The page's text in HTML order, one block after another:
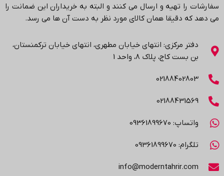
سفارشات را تهیه و ارسال می کنند و البته به خریداران این ضمانت را
می دهد که دقیقا همان کالای مورد نظر به دست آن ها می رسد.
دفتر مرکزی: انتهاي خیابان مطهری، انتهاي خیابان ترکمنستان،
بن بست کاج، پلاک ۸، واحد 1
02188402803
02188431569
واتساپ: 09361899670
تلگرام: 09361899670
info@moderntahrir.com